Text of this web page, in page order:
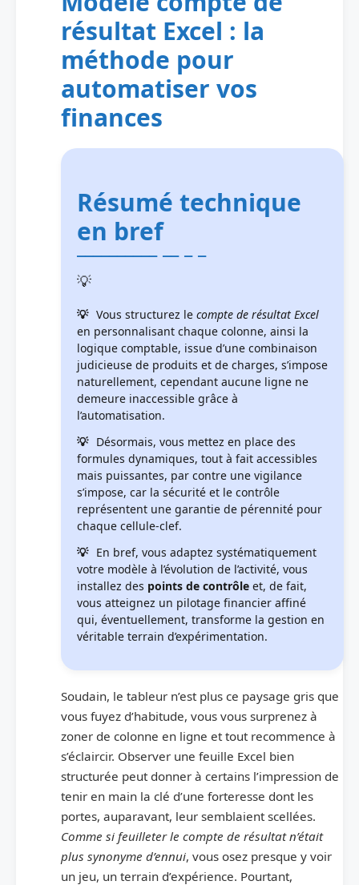
résultat Excel : la
méthode pour
automatiser vos
finances
Résumé technique
en bref
Vous structurez le compte de résultat Excel
en personnalisant chaque colonne, ainsi la
logique comptable, issue d’une combinaison
judicieuse de produits et de charges, s’impose
naturellement, cependant aucune ligne ne
demeure inaccessible grâce à
l’automatisation.
Désormais, vous mettez en place des
formules dynamiques, tout à fait accessibles
mais puissantes, par contre une vigilance
s’impose, car la sécurité et le contrôle
représentent une garantie de pérennité pour
chaque cellule-clef.
En bref, vous adaptez systématiquement
votre modèle à l’évolution de l’activité, vous
installez des points de contrôle et, de fait,
vous atteignez un pilotage financier affiné
qui, éventuellement, transforme la gestion en
véritable terrain d’expérimentation.
Soudain, le tableur n’est plus ce paysage gris que
vous fuyez d’habitude, vous vous surprenez à
zoner de colonne en ligne et tout recommence à
s’éclaircir. Observer une feuille Excel bien
structurée peut donner à certains l’impression de
tenir en main la clé d’une forteresse dont les
portes, auparavant, leur semblaient scellées.
Comme si feuilleter le compte de résultat n’était
plus synonyme d’ennui, vous osez presque y voir
un jeu, un terrain d’expérience. Pourtant,